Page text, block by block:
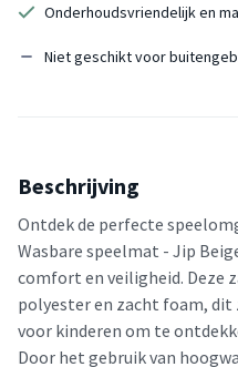
Onderhoudsvriendelijk en
Niet geschikt voor
Beschrijving
Ontdek de perfecte
Wasbare speelmat - Jip
comfort en veiligheid. Deze
polyester en zacht foam,
voor kinderen om te
Door het gebruik van